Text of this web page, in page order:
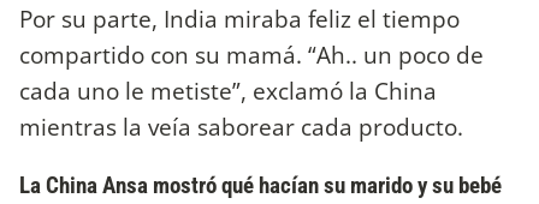
Por su parte, India miraba feliz el tiempo
compartido con su mamá. “Ah.. un poco de
cada uno le metiste”, exclamó la China
mientras la veía saborear cada producto.
La China Ansa mostró qué hacían su marido y su bebé